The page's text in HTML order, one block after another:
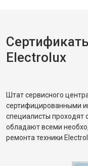
Electrolux
Штат сервисного
сертифицированными
специалисты проходят
обладают всеми
ремонта техники